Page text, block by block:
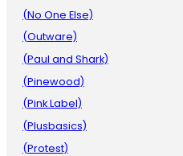
(No One Else)
(Outware)
(Paul and Shark)
(Pinewood)
(Pink Label)
(Plusbasics)
(Protest)